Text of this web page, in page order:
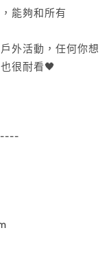
能夠和所有
外活動，任何你想
很耐看🖤